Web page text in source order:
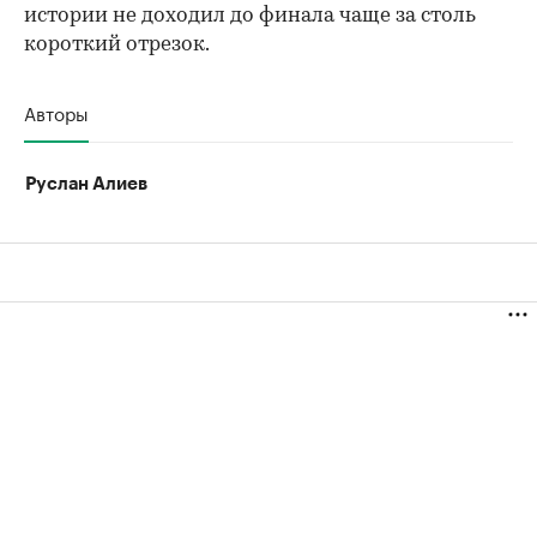
истории не доходил до финала чаще за столь
короткий отрезок.
Авторы
Руслан Алиев